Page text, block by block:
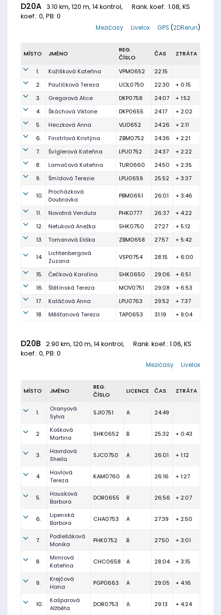
D20A 3.10 km, 120 m, 14 kontrol, Rank. koef.: 1.08, KS
koef.: 0, PB: 0
GPS (2DRerun)
Livelox
Mezičasy
MÍSTO JMÉNO
REG.
ČÍSLO
ČAS ZTRÁTA
1. Kožíšková Kateřina VPM0652
22:15
2.
Paulíčková Tereza UOL0750 22:30
+ 0:15
3.
Gregorová Alice DKP0758 24:07
+ 1:52
4.
Škáchová Viktorie DKP0655 24:17
+ 2:02
5.
Heczková Anna VLI0652 24:26
+ 2:11
6.
Finstrlová Kristýna ZBM0752 24:36
+ 2:21
7.
Švíglerová Kateřina LPU0752 24:37
+ 2:22
8.
Lamačová Kateřina TUR0660 24:50
+ 2:35
9.
Šmídová Terezie LPU0659 25:52 + 3:37
10.
Procházková
Doubravka
PBM0651 26:01 + 3:46
11. Novotná Vendula PHK0777 26:37
+ 4:22
12.
Netuková Anežka SHK0750 27:27
+ 5:12
13.
Tomanová Eliška ZBM0658 27:57 + 5:42
14.
Lichtenbergová
Zuzana
VSP0754 28:15 + 6:00
15. Čečková Karolína SHK0650 29:06
+ 6:51
16.
Štětínská Tereza MOV0751 29:08
+ 6:53
17.
Kaláčová Anna LPU0763 29:52
+ 7:37
18.
Měšťanová Tereza TAP0653 31:19 + 9:04
D20B 2.90 km, 120 m, 14 kontrol, Rank. koef.: 1.06, KS
koef.: 0, PB: 0
Livelox
Mezičasy
MÍSTO JMÉNO
REG.
ČÍSLO
LICENCE ČAS ZTRÁTA
1.
Oranyová
Sylva
SJI0751 A 24:49
2.
Košková
Martina
SHK0652 B 25:32 + 0:43
3.
Havrdová
Sheila
SJC0750 A 26:01 + 1:12
4.
Havlová
Tereza
KAM0760 A 26:16 + 1:27
5.
Housková
Barbora
DOR0655 R 26:56 + 2:07
6.
Lipenská
Barbora
CHA0753 A 27:39 + 2:50
7.
Podlešáková
Monika
PHK0752 B 27:50 + 3:01
8.
Mimrová
Kateřina
CHC0658 A 28:04 + 3:15
9.
Krejčová
Hana
PGP0663 A 29:05 + 4:16
10.
Kašparová
Alžběta
DOR0753 A 29:13 + 4:24